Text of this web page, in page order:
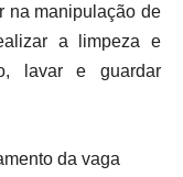
na manipulação de
a limpeza e
lavar e guardar
da vaga